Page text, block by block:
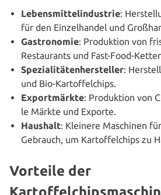
Lebens­mit­tel­in­dus­trie:
für den Ein­zel­han­del und
Gas­tro­no­mie: Pro­duk­ti­on von
Restau­rants und Fast-Food-
Spe­zia­li­tä­ten­her­stel­ler:
und Bio-Kartoffelchips.
Export­märk­te: Pro­duk­ti­on von
le Märkte und Exporte.
Haushalt: Kleinere Maschinen
Gebrauch, um Kar­tof­fel­chips zu
Vorteile der